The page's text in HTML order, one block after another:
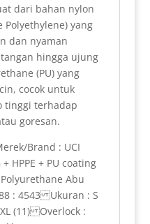
dari bahan nylon
Polyethylene) yang
dan nyaman
hingga ujung
(PU) yang
cocok untuk
tinggi terhadap
goresan.
Brand : UCI
HPPE + PU coating
Abu
: 4543 Ukuran : S
(11) Overlock :